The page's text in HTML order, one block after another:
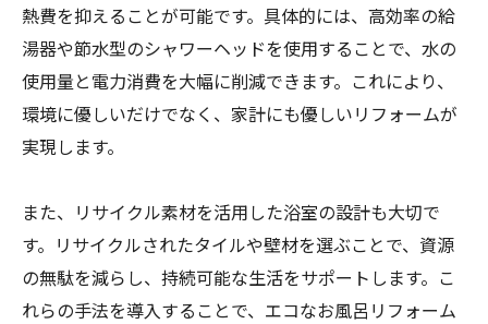
熱費を抑えることが可能です。具体的には、高効率の給
湯器や節水型のシャワーヘッドを使用することで、水の
使用量と電力消費を大幅に削減できます。これにより、
環境に優しいだけでなく、家計にも優しいリフォームが
実現します。
また、リサイクル素材を活用した浴室の設計も大切で
す。リサイクルされたタイルや壁材を選ぶことで、資源
の無駄を減らし、持続可能な生活をサポートします。こ
れらの手法を導入することで、エコなお風呂リフォーム